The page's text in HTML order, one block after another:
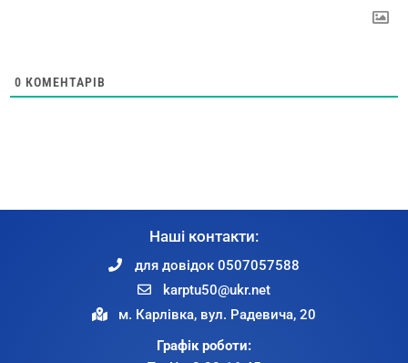
0 КОМЕНТАРІВ
Наші контакти:
для довідок 0507057588
karptu50@ukr.net
м. Карлівка, вул. Радевича, 20
Графік роботи: